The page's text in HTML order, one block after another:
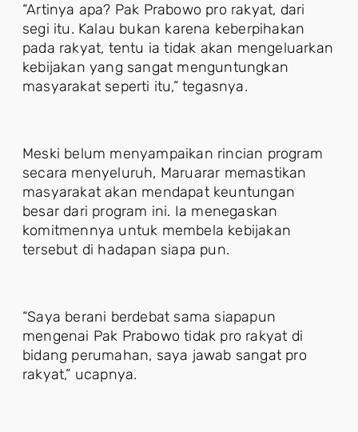
“Artinya apa? Pak Prabowo pro rakyat, dari
segi itu. Kalau bukan karena keberpihakan
pada rakyat, tentu ia tidak akan mengeluarkan
kebijakan yang sangat menguntungkan
masyarakat seperti itu,” tegasnya.
Meski belum menyampaikan rincian program
secara menyeluruh, Maruarar memastikan
masyarakat akan mendapat keuntungan
besar dari program ini. Ia menegaskan
komitmennya untuk membela kebijakan
tersebut di hadapan siapa pun.
“Saya berani berdebat sama siapapun
mengenai Pak Prabowo tidak pro rakyat di
bidang perumahan, saya jawab sangat pro
rakyat,” ucapnya.